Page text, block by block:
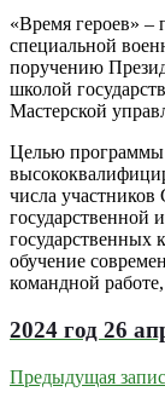
«Время героев» –
специальной
поручению
школой
Мастерской
Целью программы
числа
государственной
государственных
обучение
командной
2024 год 26
Предыдущая